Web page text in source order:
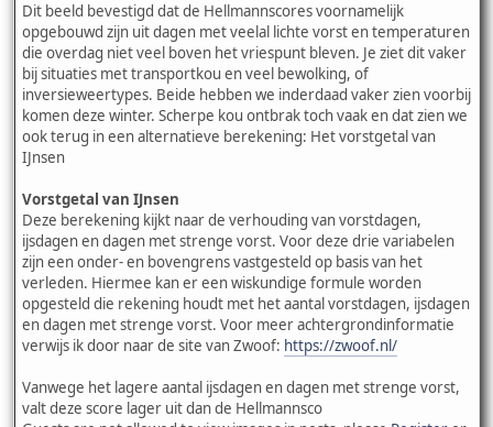
Dit beeld bevestigd dat de Hellmannscores voornamelijk
opgebouwd zijn uit dagen met veelal lichte vorst en temperaturen
die overdag niet veel boven het vriespunt bleven. Je ziet dit vaker
bij situaties met transportkou en veel bewolking, of
inversieweertypes. Beide hebben we inderdaad vaker zien voorbij
komen deze winter. Scherpe kou ontbrak toch vaak en dat zien we
ook terug in een alternatieve berekening: Het vorstgetal van
IJnsen
Vorstgetal van IJnsen
Deze berekening kijkt naar de verhouding van vorstdagen,
ijsdagen en dagen met strenge vorst. Voor deze drie variabelen
zijn een onder- en bovengrens vastgesteld op basis van het
verleden. Hiermee kan er een wiskundige formule worden
opgesteld die rekening houdt met het aantal vorstdagen, ijsdagen
en dagen met strenge vorst. Voor meer achtergrondinformatie
verwijs ik door naar de site van Zwoof: https://zwoof.nl/
Vanwege het lagere aantal ijsdagen en dagen met strenge vorst,
valt deze score lager uit dan de Hellmannsco